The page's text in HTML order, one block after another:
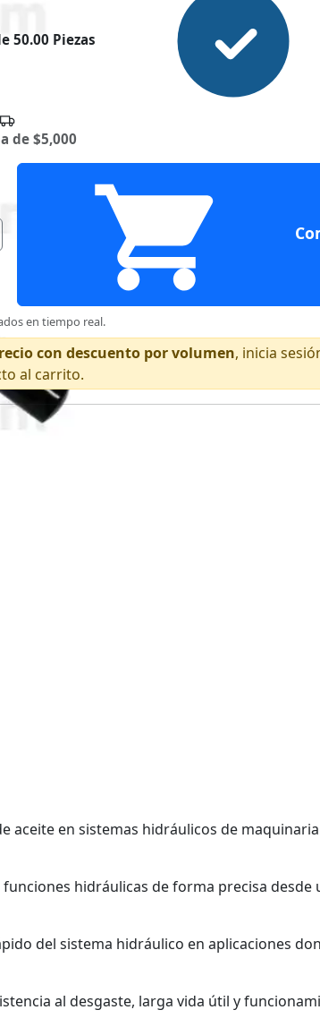
50.00 Piezas
de $5,000
en tiempo real.
con descuento por volumen, inicia
al carrito.
aceite en sistemas hidráulicos de maquinaria
hidráulicas de forma precisa desde
del sistema hidráulico en aplicaciones
al desgaste, larga vida útil y